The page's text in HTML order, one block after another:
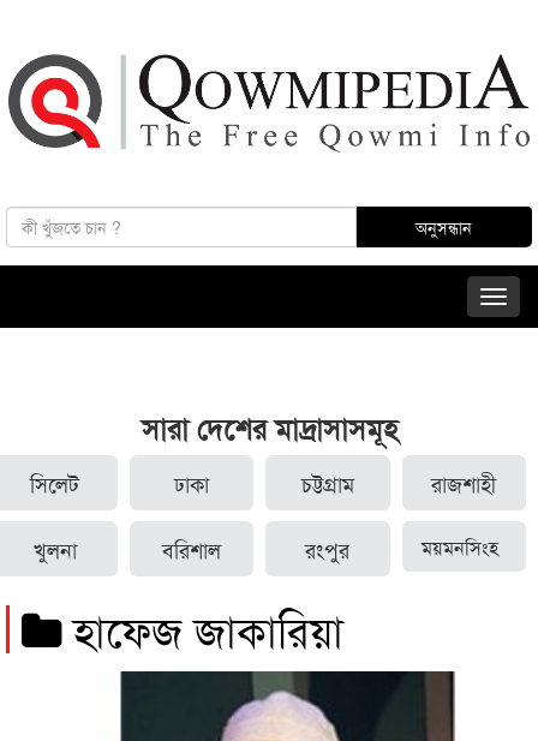
সারা দেশের মাদ্রাসাসমূহ
সিলেট ঢাকা চট্টগ্রাম রাজশাহী
খুলনা বরিশাল রংপুর ময়মনসিংহ
হাফেজ জাকারিয়া